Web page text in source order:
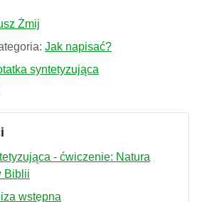
Żmij
Jak napisać?
syntetyzująca
- ćwiczenie: Natura
Biblii
wstępna